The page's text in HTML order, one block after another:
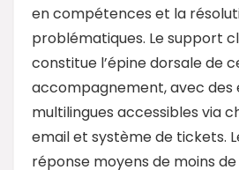
en compétences et la
problématiques. Le support
constitue l’épine dorsale de
accompagnement, avec des
multilingues accessibles via
email et système de tickets.
réponse moyens de moins de